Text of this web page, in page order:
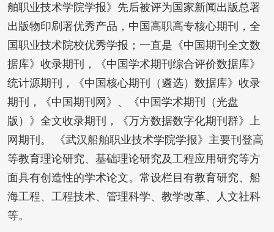
舶职业技术学院学报》先后被评为国家新闻出版总署
出版物印刷署优秀产品，中国高职高专核心期刊，全
国职业技术院校优秀学报；一直是《中国期刊全文数
据库》收录期刊，《中国学术期刊综合评价数据库》
统计源期刊，《中国核心期刊（遴选）数据库》收录
期刊，《中国期刊网》、《中国学术期刊（光盘
版）》全文收录期刊，《万方数据数字化期刊群》上
网期刊。 《武汉船舶职业技术学院学报》主要刊登高
等教育理论研究、基础理论研究及工程应用研究等方
面具有创造性的学术论文。常设栏目有教育研究、船
海工程、工程技术、管理科学、教学改革、人文社科
等。